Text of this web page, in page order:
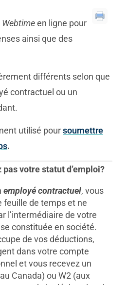
Webtimeen ligne pour
ainsi que des
différents selon que
contractuel ou un
utilisé poursoumettre
.
votre statut d’emploi?
employé contractuel, vous
feuille de temps et ne
l’intermédiaire de votre
constituée en société.
de vos déductions,
dans votre compte
et vous recevez un
Canada) ou W2 (aux